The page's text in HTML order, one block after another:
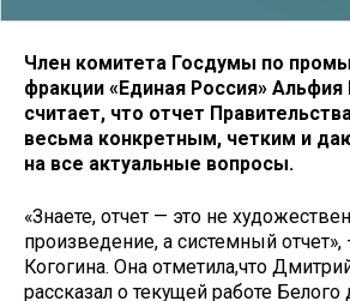
Член комитета Госдумы по
фракции «Единая Россия» Альфия
считает, что отчет
весьма конкретным, четким и
на все актуальные вопросы.
«Знаете, отчет — это не
произведение, а системный
Когогина. Она отметила,что
рассказал о текущей работе